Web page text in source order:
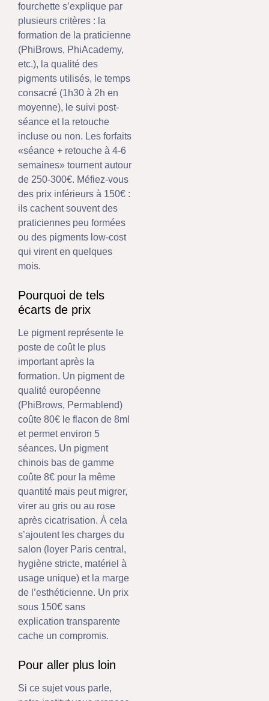
fourchette s’explique par
plusieurs critères : la
formation de la praticienne
(PhiBrows, PhiAcademy,
etc.), la qualité des
pigments utilisés, le temps
consacré (1h30 à 2h en
moyenne), le suivi post-
séance et la retouche
incluse ou non. Les forfaits
«séance + retouche à 4-6
semaines» tournent autour
de 250-300€. Méfiez-vous
des prix inférieurs à 150€ :
ils cachent souvent des
praticiennes peu formées
ou des pigments low-cost
qui virent en quelques
mois.
Pourquoi de tels
écarts de prix
Le pigment représente le
poste de coût le plus
important après la
formation. Un pigment de
qualité européenne
(PhiBrows, Permablend)
coûte 80€ le flacon de 8ml
et permet environ 5
séances. Un pigment
chinois bas de gamme
coûte 8€ pour la même
quantité mais peut migrer,
virer au gris ou au rose
après cicatrisation. À cela
s’ajoutent les charges du
salon (loyer Paris central,
hygiène stricte, matériel à
usage unique) et la marge
de l’esthéticienne. Un prix
sous 150€ sans
explication transparente
cache un compromis.
Pour aller plus loin
Si ce sujet vous parle,